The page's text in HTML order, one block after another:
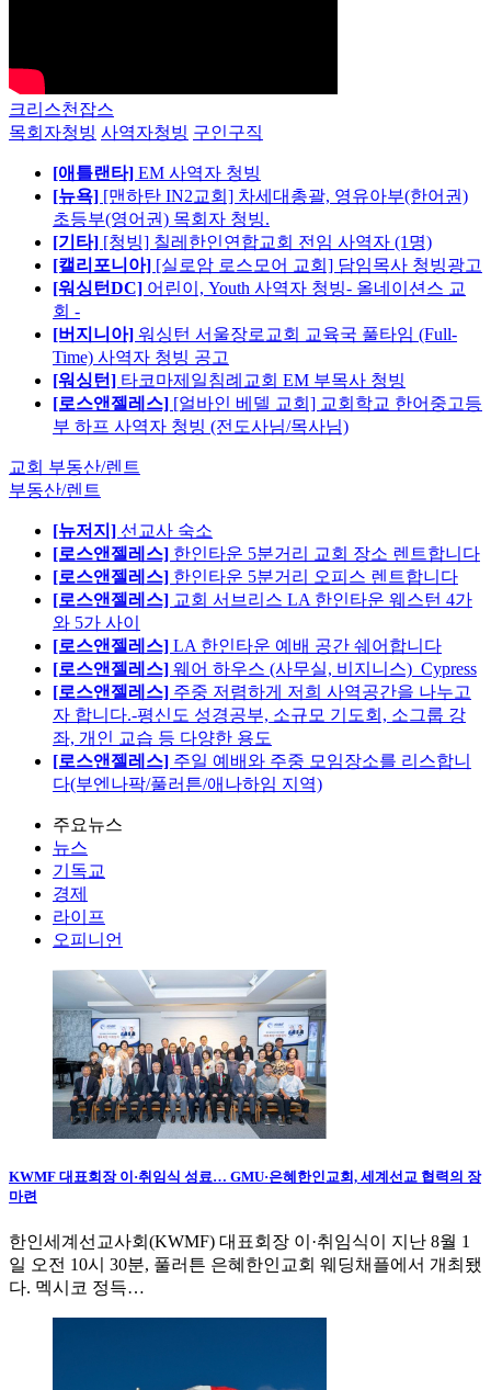
크리스천잡스
목회자청빙 사역자청빙 구인구직
[애틀랜타] EM 사역자 청빙
[뉴욕] [맨하탄 IN2교회] 차세대총괄, 영유아부(한어권)
초등부(영어권) 목회자 청빙.
[기타] [청빙] 칠레한인연합교회 전임 사역자 (1명)
[캘리포니아] [실로암 로스모어 교회] 담임목사 청빙광고
[워싱턴DC] 어린이, Youth 사역자 청빙- 올네이션스 교
회 -
[버지니아] 워싱턴 서울장로교회 교육국 풀타임 (Full-
Time) 사역자 청빙 공고
[워싱턴] 타코마제일침례교회 EM 부목사 청빙
[로스앤젤레스] [얼바인 베델 교회] 교회학교 한어중고등
부 하프 사역자 청빙 (전도사님/목사님)
교회 부동산/렌트
부동산/렌트
[뉴저지] 선교사 숙소
[로스앤젤레스] 한인타운 5분거리 교회 장소 렌트합니다
[로스앤젤레스] 한인타운 5분거리 오피스 렌트합니다
[로스앤젤레스] 교회 서브리스 LA 한인타운 웨스턴 4가
와 5가 사이
[로스앤젤레스] LA 한인타운 예배 공간 쉐어합니다
[로스앤젤레스] 웨어 하우스 (사무실, 비지니스)_Cypress
[로스앤젤레스] 주중 저렴하게 저희 사역공간을 나누고
자 합니다.-평신도 성경공부, 소규모 기도회, 소그룹 강
좌, 개인 교습 등 다양한 용도
[로스앤젤레스] 주일 예배와 주중 모임장소를 리스합니
다(부엔나팍/풀러튼/애나하임 지역)
주요뉴스
뉴스
기독교
경제
라이프
오피니언
KWMF 대표회장 이·취임식 성료… GMU·은혜한인교회, 세계선교 협력의 장
마련
한인세계선교사회(KWMF) 대표회장 이·취임식이 지난 8월 1
일 오전 10시 30분, 풀러튼 은혜한인교회 웨딩채플에서 개최됐
다. 멕시코 정득…